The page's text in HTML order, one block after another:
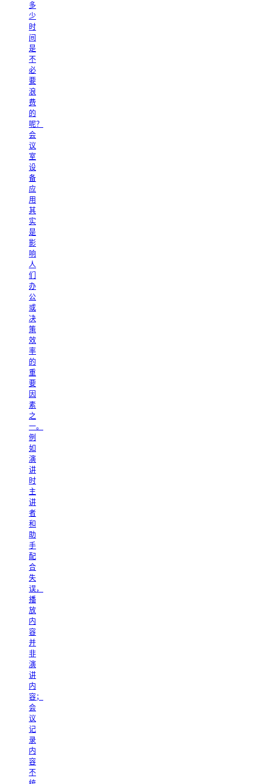
多
少
时
间
是
不
必
要
浪
费
的
呢？
会
议
室
设
备
应
用
其
实
是
影
响
人
们
办
公
或
决
策
效
率
的
重
要
因
素
之
一。
例
如
演
讲
时
主
讲
者
和
助
手
配
合
失
误，
播
放
内
容
并
非
演
讲
内
容；
会
议
记
录
内
容
不